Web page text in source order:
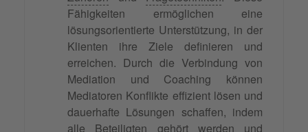
Fähigkeiten ermöglichen eine
lösungsorientierte Unterstützung, in der
Klienten ihre Ziele definieren und
erreichen. Durch die Verbindung von
Mediation und Coaching können
Mediatoren Konflikte effizient lösen und
dauerhafte Lösungen schaffen, indem
alle Beteiligten gehört werden und